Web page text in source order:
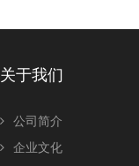
关于我们
公司简介
企业文化